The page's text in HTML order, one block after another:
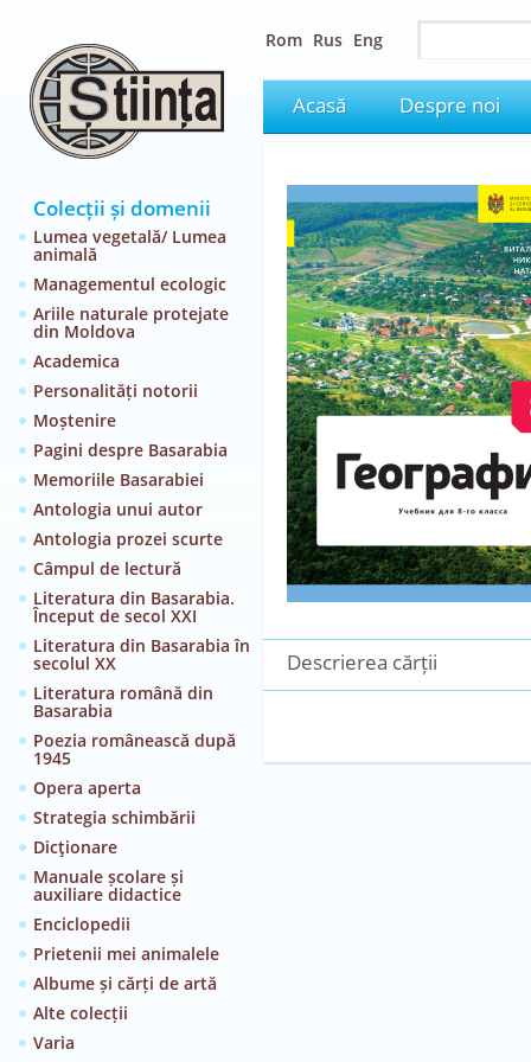
Colecții și domenii
Lumea vegetală/ Lumea
animală
Managementul ecologic
Ariile naturale protejate
din Moldova
Academica
Personalități notorii
Moștenire
Pagini despre Basarabia
Memoriile Basarabiei
Antologia unui autor
Antologia prozei scurte
Câmpul de lectură
Literatura din Basarabia.
Început de secol XXI
Literatura din Basarabia în
secolul XX
Literatura română din
Basarabia
Poezia românească după
1945
Opera aperta
Strategia schimbării
Dicţionare
Manuale școlare și
auxiliare didactice
Enciclopedii
Prietenii mei animalele
Albume și cărți de artă
Alte colecții
Varia
Rom Rus Eng
Acasă Despre noi
Descrierea cărții